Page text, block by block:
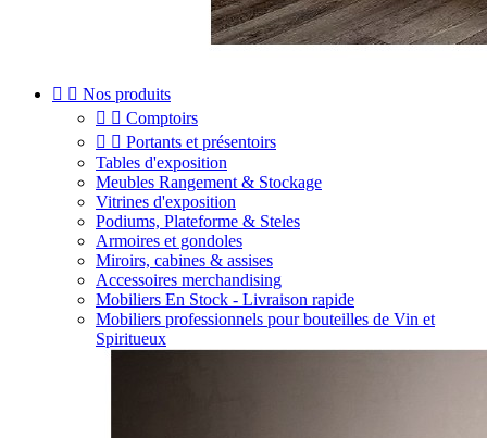
  Nos produits
  Comptoirs
  Portants et présentoirs
Tables d'exposition
Meubles Rangement & Stockage
Vitrines d'exposition
Podiums, Plateforme & Steles
Armoires et gondoles
Miroirs, cabines & assises
Accessoires merchandising
Mobiliers En Stock - Livraison rapide
Mobiliers professionnels pour bouteilles de Vin et
Spiritueux